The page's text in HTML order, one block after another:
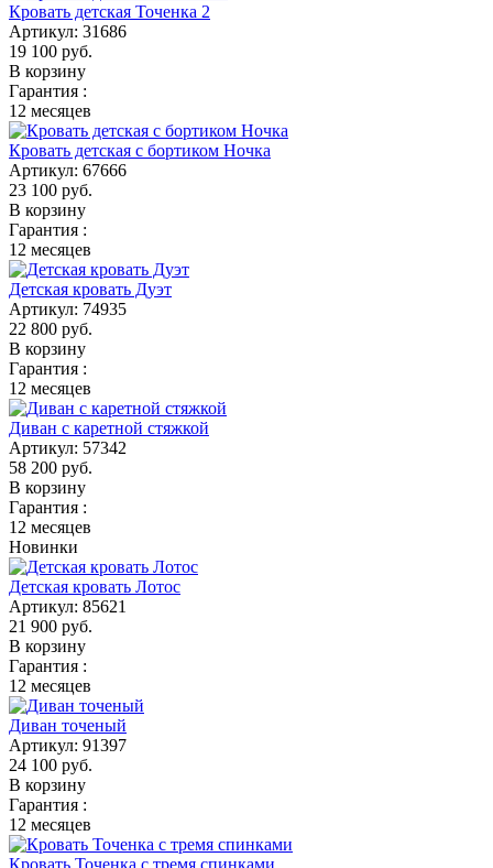
Кровать детская Точенка 2
Артикул: 31686
19 100 руб.
В корзину
Гарантия :
12 месяцев
Кровать детская с бортиком Ночка
Артикул: 67666
23 100 руб.
В корзину
Гарантия :
12 месяцев
Детская кровать Дуэт
Артикул: 74935
22 800 руб.
В корзину
Гарантия :
12 месяцев
Диван с каретной стяжкой
Артикул: 57342
58 200 руб.
В корзину
Гарантия :
12 месяцев
Новинки
Детская кровать Лотос
Артикул: 85621
21 900 руб.
В корзину
Гарантия :
12 месяцев
Диван точеный
Артикул: 91397
24 100 руб.
В корзину
Гарантия :
12 месяцев
Кровать Точенка с тремя спинками